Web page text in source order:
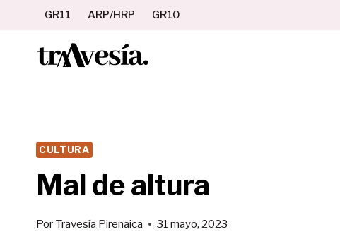
contenido
GR11 ARP/HRP GR10
CULTURA
Mal de altura
Por Travesía Pirenaica 31 mayo, 2023